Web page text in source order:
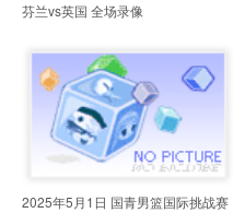
芬兰vs英国 全场录像
2025年5月1日 国青男篮国际挑战赛